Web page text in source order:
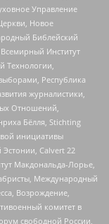
Управление
Новое
Библейский
Институт
Технологии,
Республика
журналистики,
Отношений,
Бёлля, Stichting
инициативы
Calvert 22
Макдональда-Лорье,
Международный
Возрождение,
комитет в
свободной России,